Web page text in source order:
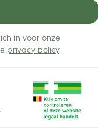
in voor onze
privacy policy.